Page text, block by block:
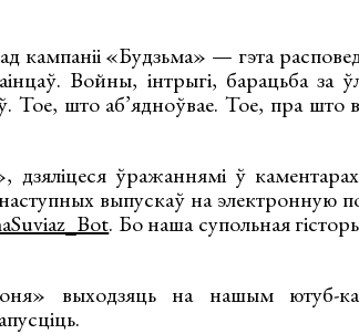
кампаніі «Будзьма» — гэта
Войны, інтрыгі, барацьба за
што аб’ядноўвае. Тое, пра што
дзяліцеся ўражаннямі ў
выпускаў на электронную
. Бо наша супольная
выходзяць на нашым ютуб-